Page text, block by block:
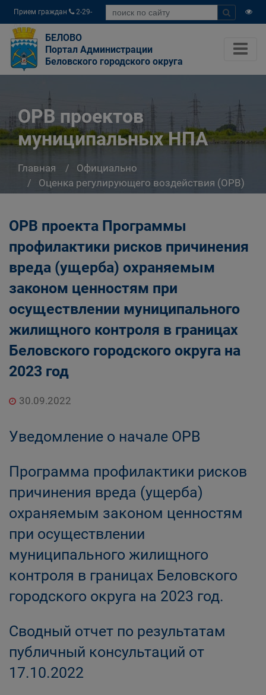
Прием граждан
2-29-
04
БЕЛОВО
Портал Администрации
Беловского городского округа
ОРВ проектов
муниципальных НПА
Главная
Официально
Оценка регулирующего воздействия (ОРВ)
ОРВ проектов муниципальных НПА
ОРВ проекта Программы
профилактики рисков причинения
вреда (ущерба) охраняемым
законом ценностям при
осуществлении муниципального
жилищного контроля в границах
Беловского городского округа на
2023 год
30.09.2022
Уведомление о начале ОРВ
Программа профилактики рисков
причинения вреда (ущерба)
охраняемым законом ценностям
при осуществлении
муниципального жилищного
контроля в границах Беловского
городского округа на 2023 год.
Сводный отчет по результатам
публичный консультаций от
17.10.2022